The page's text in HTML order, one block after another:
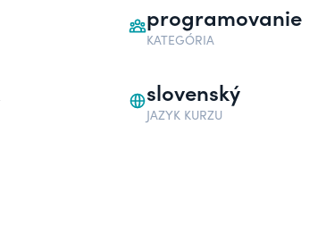
programovanie
KATEGÓRIA
slovenský
JAZYK KURZU